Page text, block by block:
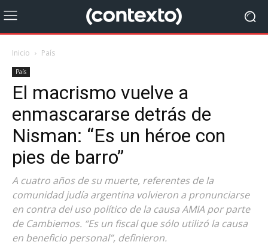
Inicio País
País
El macrismo vuelve a
enmascararse detrás de
Nisman: “Es un héroe con
pies de barro”
A cuatro años de su muerte, referentes de la
comunidad judía argentina volvieron a pronunciarse
en contra del uso político de la causa AMIA por parte
de Cambiemos. “Es un fiscal que sólo utilizó la causa
en beneficio personal”, definieron.